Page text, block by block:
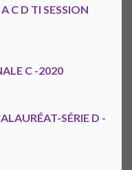
C D TI SESSION
C -2020
SÉRIE D -